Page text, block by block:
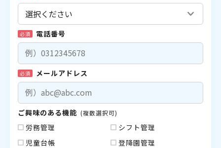
必須 電話番号
必須 メールアドレス
ご興味のある機能 (複数選択可)
労務管理
シフト管理
児童台帳
登降園管理